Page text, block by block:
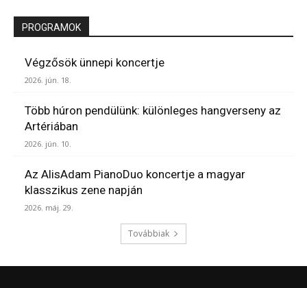
PROGRAMOK
Végzősök ünnepi koncertje
2026. jún. 18.
Több húron pendülünk: különleges hangverseny az
Artériában
2026. jún. 10.
Az AlisAdam PianoDuo koncertje a magyar
klasszikus zene napján
2026. máj. 29.
Továbbiak